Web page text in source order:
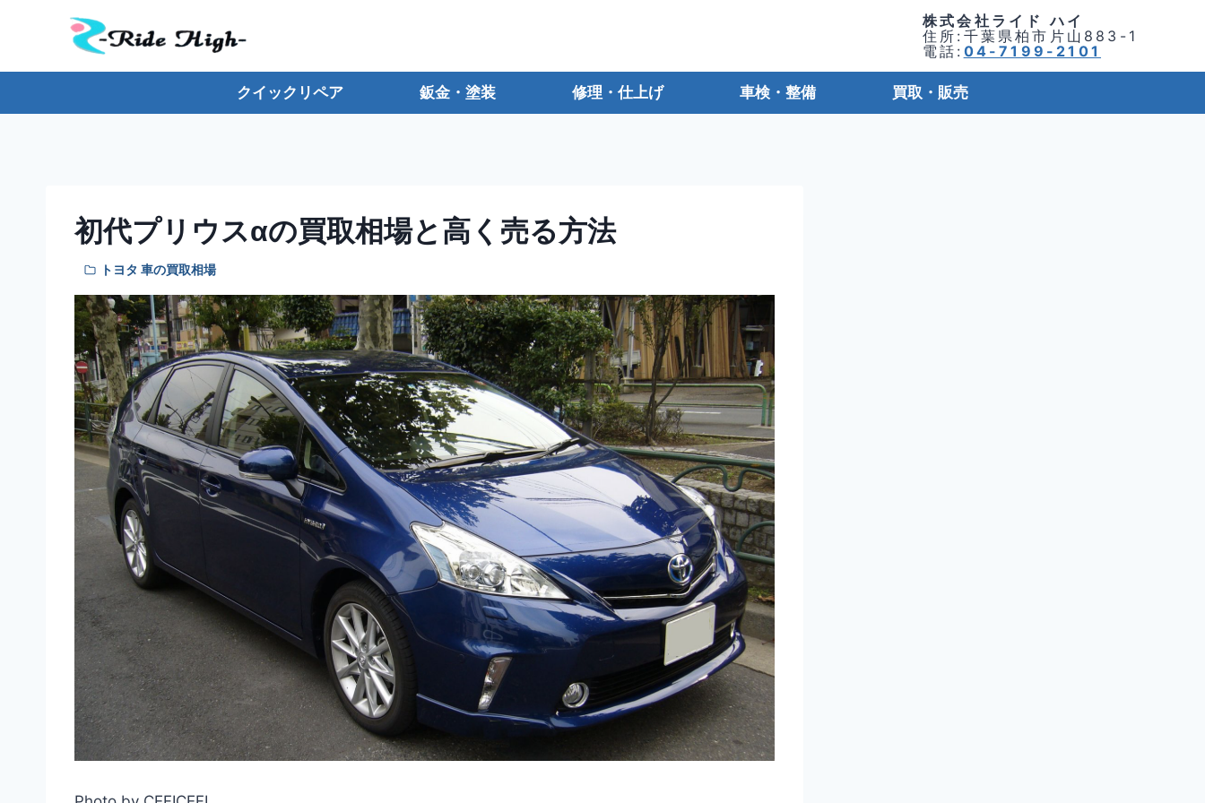
株式会社ライド ハイ
住所:千葉県柏市片山883-1
電話: 04-7199-2101
クイックリペア 鈑金・塗装 修理・仕上げ 車検・整備 買取・販売
初代プリウスαの買取相場と高く売る方法
トヨタ 車の買取相場